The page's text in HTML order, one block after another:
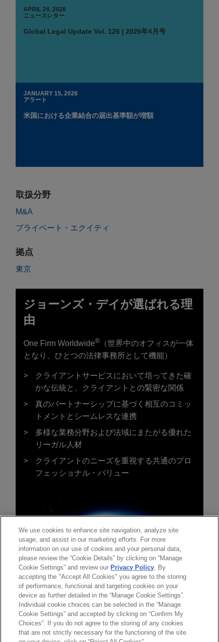
APRIL 24, 2026
ニュースレター
Global Legal Update Vol. 126 | 2026年4月号
JANUARY 15, 2026
アラート
米国における企業結合の届出基準額が増額
取扱分野
M&A
プライベート・エクイティ
拠点
東京
ジョーンズ・デイが選ばれる理
由
One Firm Worldwide® （世界中のオフィスが一体
となり、ひとつの法律事務所として機能）
クライアントサービスにおいて培ってきた確
かな伝統と、クライアントとの緊密な関係
真のパートナーシップに基づく相互のコミッ
トメントとシームレスな連携
多様な業務分野および法域にまたがる優れた
リーガル人材
クライアントのニーズを重視する共通のプロ
フェッショナル・バリュー
送信する前の注意事項：
www.jonesday.comに掲載されている情報は、一般的な使用を
目的としており、法的アドバイスを目的としたものではありま
弁護士業務広告 お問い合わせ
免責事項
プライバシーポリシー
著作権
We use cookies to enhance site navigation, analyze site
usage, and assist in our marketing efforts. For more
information on our use of cookies and your personal data,
please review the “Cookie Details” by clicking on “Manage
Cookie Settings” and review our Privacy Policy. By
accepting the "Accept All Cookies" you agree to the storing
of performance, functional and targeting cookies on your
device as further detailed in the “Manage Cookie Settings”.
Individual cookie choices can be selected in the “Manage
Cookie Settings” and accepted by clicking on “Confirm My
Choices”. If you do not agree to the storing of any cookies
that are not strictly necessary for the functioning of the site